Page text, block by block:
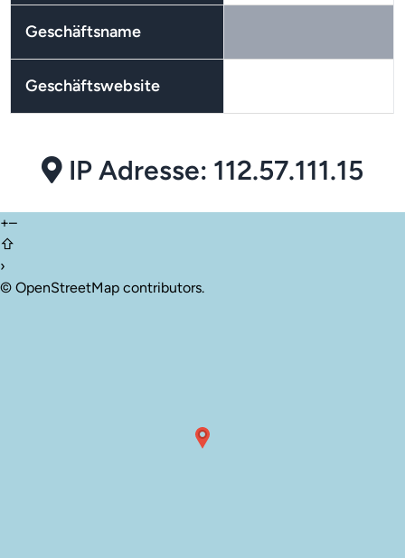
Geschäftsname
Geschäftswebsite
IP Adresse: 112.57.111.15
+–
⇧
›
© OpenStreetMap contributors.